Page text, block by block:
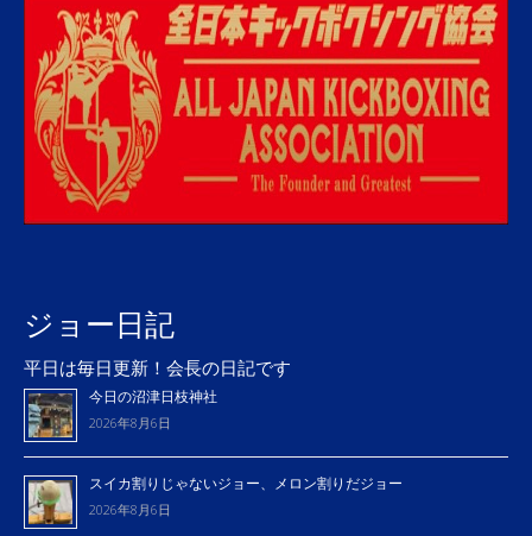
ジョー日記
平日は毎日更新！会長の日記です
今日の沼津日枝神社
2026年8月6日
スイカ割りじゃないジョー、メロン割りだジョー
2026年8月6日